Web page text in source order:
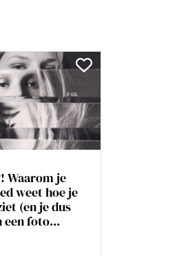
Waarom je
weet hoe je
(en je dus
foto...